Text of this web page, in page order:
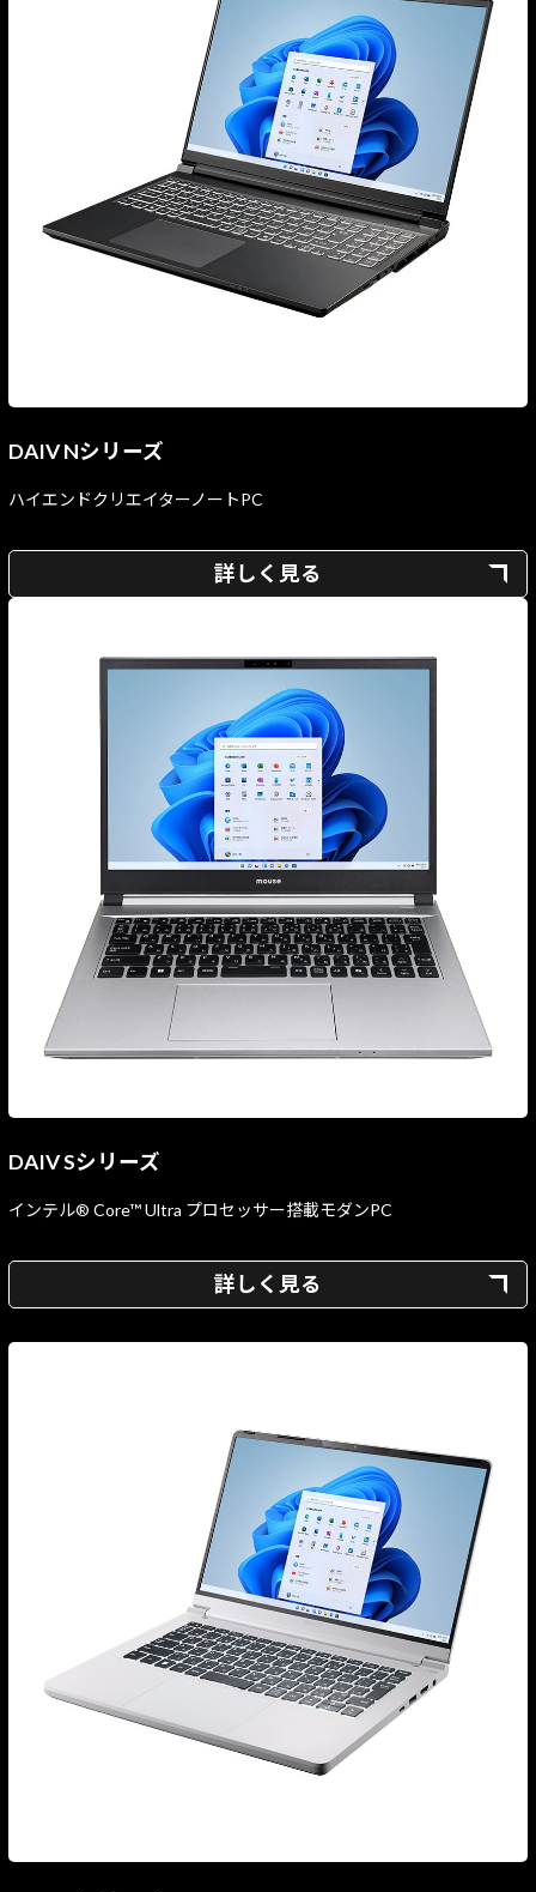
DAIV Nシリーズ
ハイエンドクリエイターノートPC
詳しく見る
DAIV Sシリーズ
インテル® Core™ Ultra プロセッサー搭載モダンPC
詳しく見る